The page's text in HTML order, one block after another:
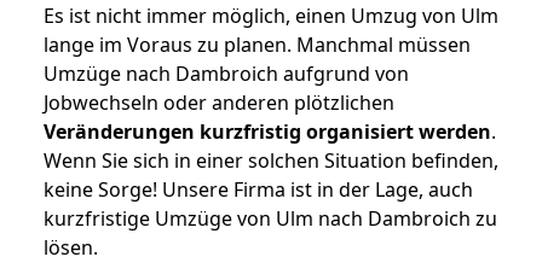
Es ist nicht immer möglich, einen Umzug von Ulm
lange im Voraus zu planen. Manchmal müssen
Umzüge nach Dambroich aufgrund von
Jobwechseln oder anderen plötzlichen
Veränderungen kurzfristig organisiert werden.
Wenn Sie sich in einer solchen Situation befinden,
keine Sorge! Unsere Firma ist in der Lage, auch
kurzfristige Umzüge von Ulm nach Dambroich zu
lösen.